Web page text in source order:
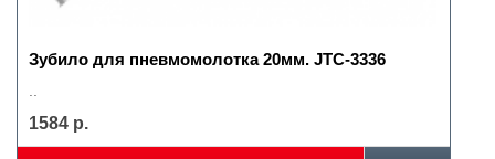
Зубило для пневмомолотка 20мм. JTC-3336
1584 р.